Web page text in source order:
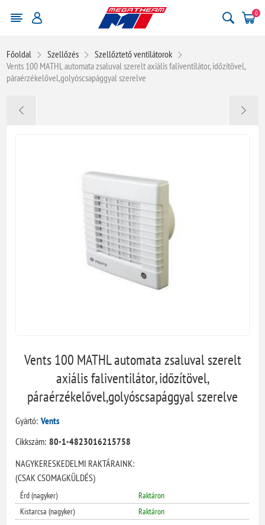
0
Főoldal Szellőzés
Szellőztető ventilátorok
Vents 100 MATHL automata zsaluval szerelt axiális faliventilátor, időzítövel,
páraérzékelővel,golyóscsapággyal szerelve
Vents 100 MATHL automata zsaluval szerelt
axiális faliventilátor, időzítövel,
páraérzékelővel,golyóscsapággyal szerelve
Gyártó: Vents
Cikkszám: 80-1-4823016215758
NAGYKERESKEDELMI RAKTÁRAINK:
(CSAK CSOMAGKÜLDÉS)
Érd (nagyker)
Raktáron
Kistarcsa (nagyker)
Raktáron